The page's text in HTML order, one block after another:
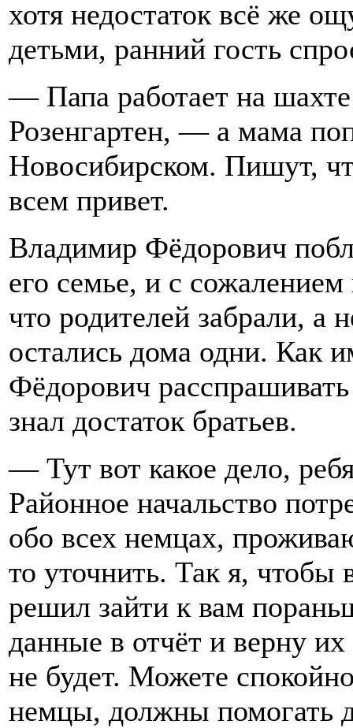
хотя недостаток всё же
детьми, ранний гость
— Папа работает на
Розенгартен, — а мама
Новосибирском. Пишут,
всем привет.
Владимир Фёдорович
его семье, и с
что родителей забрали, а
остались дома одни. Как
Фёдорович
знал достаток братьев.
— Тут вот какое дело,
Районное начальство
обо всех немцах,
то уточнить. Так я, чтобы
решил зайти к вам
данные в отчёт и верну
не будет. Можете
немцы, должны помогать